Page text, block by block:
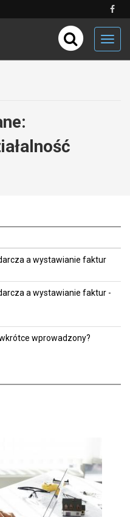
a wystawianie faktur
a wystawianie faktur -
wprowadzony?